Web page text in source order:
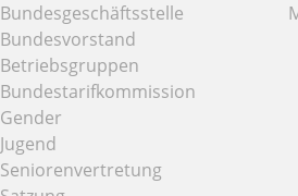
Bundesgeschäftsstelle
Bundesvorstand
Betriebsgruppen
Bundestarifkommission
Gender
Jugend
Seniorenvertretung